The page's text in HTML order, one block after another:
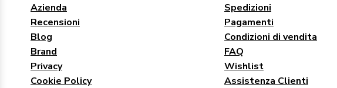
Azienda
Recensioni
Blog
Brand
Privacy
Cookie Policy
Spedizioni
Pagamenti
Condizioni di vendita
FAQ
Wishlist
Assistenza Clienti